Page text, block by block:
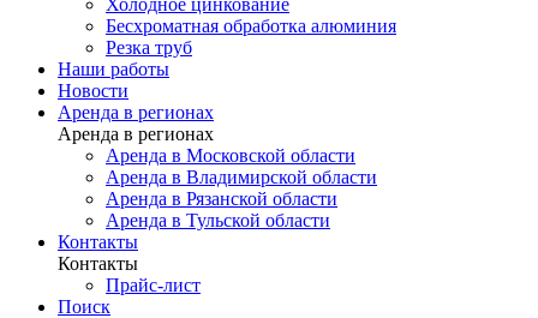
Бесхроматная обработка алюминия
Резка труб
Наши работы
Новости
Аренда в регионах
Аренда в регионах
Аренда в Московской области
Аренда в Владимирской области
Аренда в Рязанской области
Аренда в Тульской области
Контакты
Контакты
Прайс-лист
Поиск